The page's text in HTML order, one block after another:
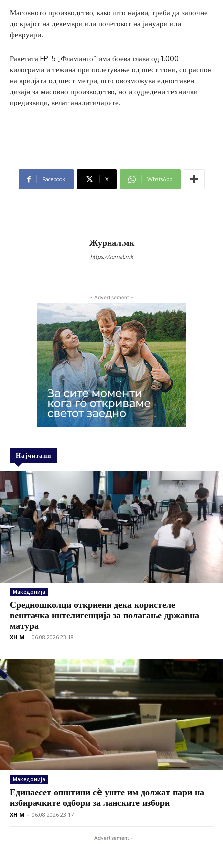
Масовното производство, како што најави, треба да започне
до крајот на декември или почетокот на јануари или
февруари.
Ракетата FP-5 „Фламинго“ има боева глава од 1.000
килограми и тежина при полетување од шест тони, со распон
на крилјата од шест метри, што овозможува едноставен
дизајн за масовно производство, но и одредени технички
предизвици, велат аналитичарите.
Facebook X WhatsApp
Журнал.мк
https://zurnal.mk
- Advertisement -
Најчитани
Македонија
Средношколци откриени дека користеле
вештачка интелигенција за полагање државна
матура
XH M - 06.08.2026 23:18
Македонија
Единаесет општини сè уште им должат пари на
избирачките одбори за ланските избори
XH M - 06.08.2026 23:17
- Advertisement -